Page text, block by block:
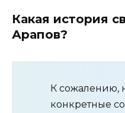
Какая история
Арапов?
К сожалению,
конкретные